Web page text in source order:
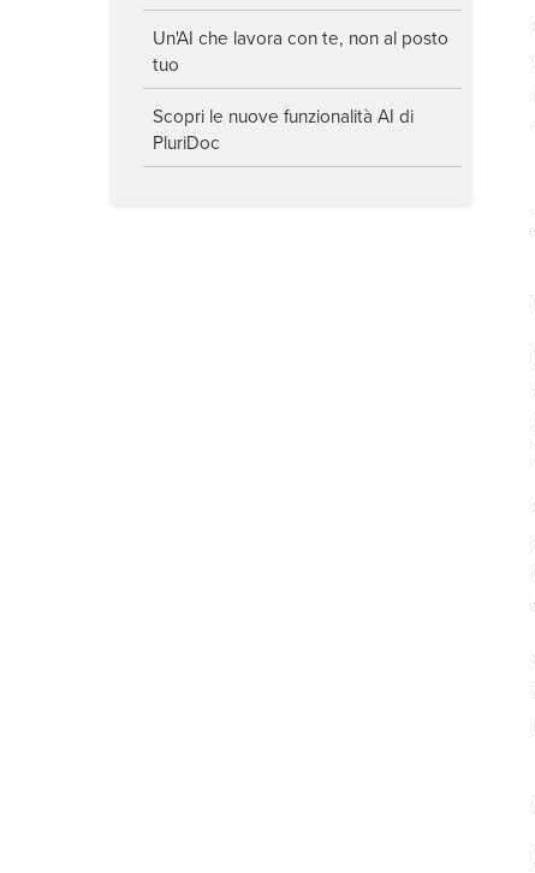
Un'AI che lavora con te, non al posto
tuo
Scopri le nuove funzionalità AI di
PluriDoc